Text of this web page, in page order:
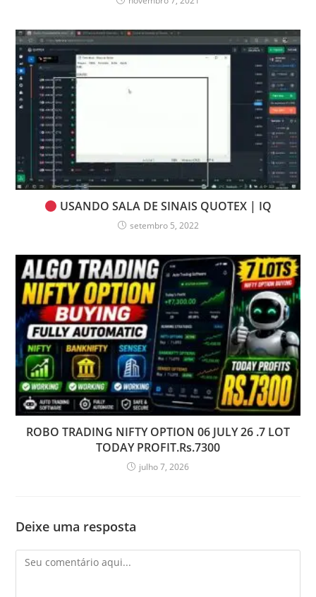
USANDO SALA DE SINAIS QUOTEX | IQ
setembro 5, 2022
ROBO TRADING NIFTY OPTION 06 JULY 26 .7 LOT
TODAY PROFIT.Rs.7300
julho 7, 2026
Deixe uma resposta